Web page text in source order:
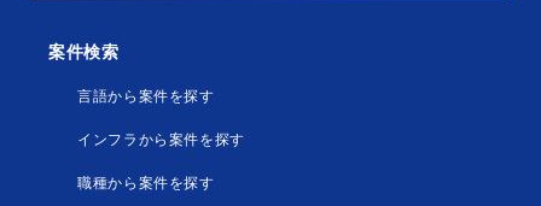
案件検索
言語から案件を探す
インフラから案件を探す
職種から案件を探す